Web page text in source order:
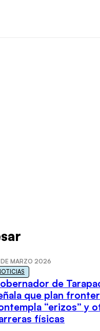
MARZO 2026
de
que plan
“erizos” y
físicas